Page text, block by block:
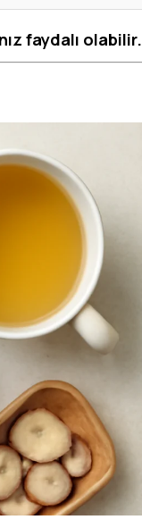
faydalı olabilir.